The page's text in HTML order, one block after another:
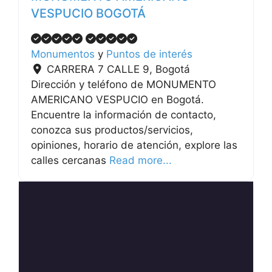
VESPUCIO BOGOTÁ
Monumentos y Puntos de interés
CARRERA 7 CALLE 9, Bogotá
Dirección y teléfono de MONUMENTO
AMERICANO VESPUCIO en Bogotá.
Encuentre la información de contacto,
conozca sus productos/servicios,
opiniones, horario de atención, explore las
calles cercanas Read more...